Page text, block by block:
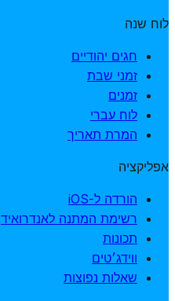
לוח שנה
חגים יהודיים
זמני שבת
זמנים
לוח עברי
המרת תאריך
אפליקציה
הורדה ל-iOS
רשימת המתנה לאנדרואיד
תכונות
ווידג׳טים
שאלות נפוצות